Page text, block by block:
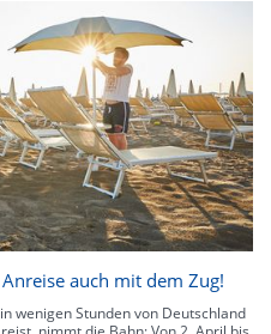
auch mit dem Zug!
wenigen Stunden von Deutschland